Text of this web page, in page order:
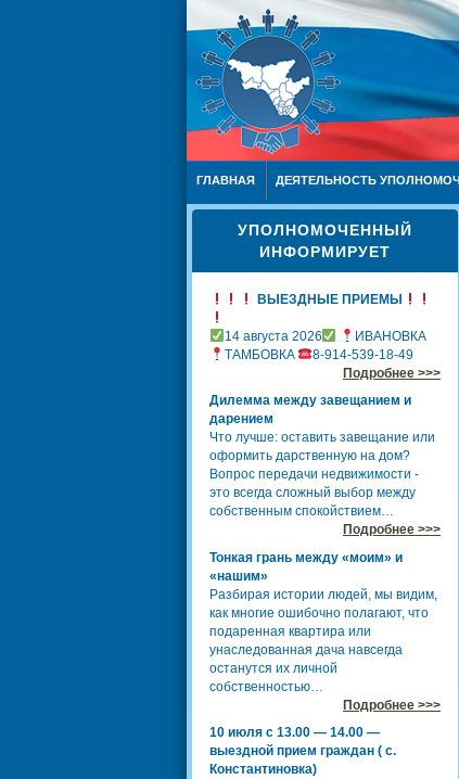
ГЛАВНАЯ ДЕЯТЕЛЬНОСТЬ
УПОЛНОМОЧЕННЫЙ
ИНФОРМИРУЕТ
ВЫЕЗДНЫЕ ПРИЕМЫ
14 августа 2026
ИВАНОВКА
ТАМБОВКА
8-914-539-18-49
Подробнее >>>
Дилемма между завещанием и
дарением
Что лучше: оставить завещание или
оформить дарственную на дом?
Вопрос передачи недвижимости -
это всегда сложный выбор между
собственным спокойствием…
Подробнее >>>
Тонкая грань между «моим» и
«нашим»
Разбирая истории людей, мы видим,
как многие ошибочно полагают, что
подаренная квартира или
унаследованная дача навсегда
останутся их личной
собственностью…
Подробнее >>>
10 июля с 13.00 — 14.00 —
выездной прием граждан ( с.
Константиновка)